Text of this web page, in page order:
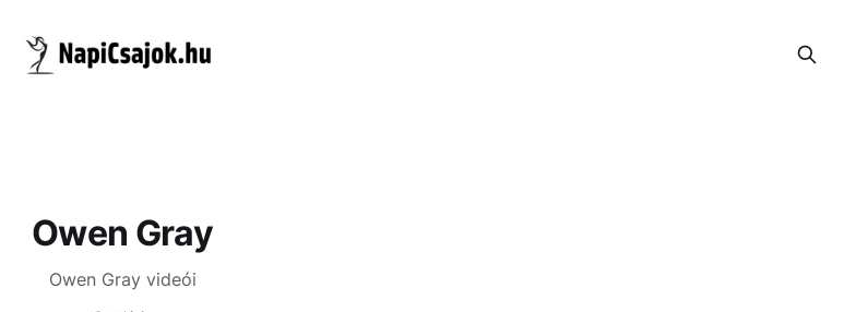
Owen Gray
Owen Gray videói